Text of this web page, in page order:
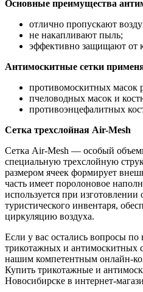
Основные преимущества
отлично пропускают
не накапливают пыль;
эффективно защищают от
Антимоскитные сетки
противомоскитных масок
пчеловодных масок и
противоэнцефалитных
Сетка трехслойная Air-Mesh
Сетка Air-Mesh — особый
специальную трехслойную
размером ячеек формирует
часть имеет поролоновое
используется при изготовлении
туристического инвентаря,
циркуляцию воздуха.
Если у вас остались вопросы
трикотажных и антимоскитных
нашим компетентным онлайн-
Купить трикотажные и
Новосибирске в интернет-